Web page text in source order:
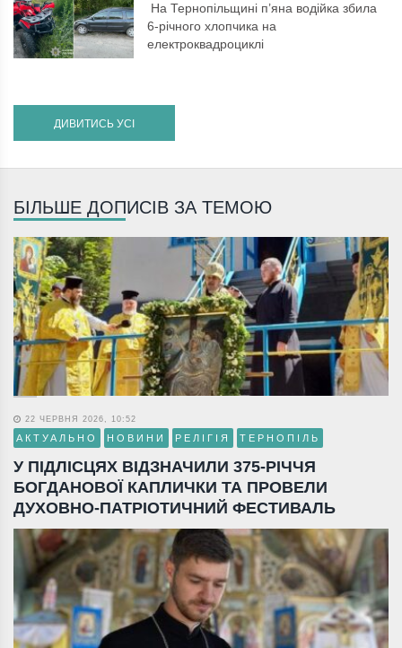
На Тернопільщині п’яна водійка збила
6-річного хлопчика на
електроквадроциклі
ДИВИТИСЬ УСІ
БІЛЬШЕ ДОПИСІВ ЗА ТЕМОЮ
22 ЧЕРВНЯ 2026, 10:52
АКТУАЛЬНО НОВИНИ РЕЛІГІЯ ТЕРНОПІЛЬ
У ПІДЛІСЦЯХ ВІДЗНАЧИЛИ 375-РІЧЧЯ
БОГДАНОВОЇ КАПЛИЧКИ ТА ПРОВЕЛИ
ДУХОВНО-ПАТРІОТИЧНИЙ ФЕСТИВАЛЬ